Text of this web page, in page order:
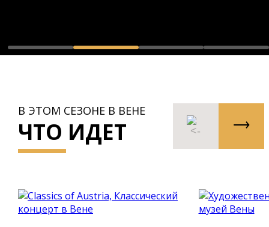
В ЭТОМ СЕЗОНЕ В ВЕНЕ
ЧТО ИДЕТ